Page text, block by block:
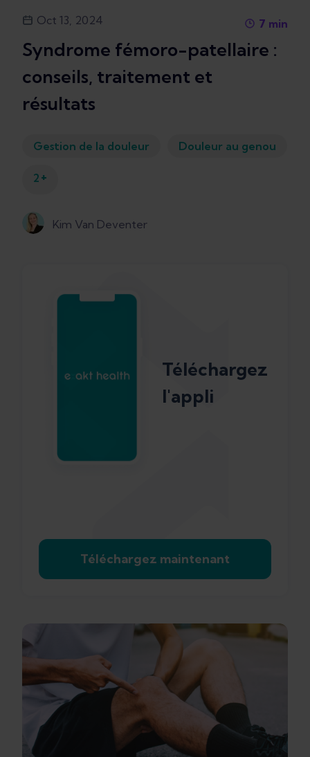
Oct 13, 2024 7 min
Syndrome fémoro-patellaire :
conseils, traitement et
résultats
Gestion de la douleur Douleur au genou
2 +
Kim Van Deventer
Téléchargez
l'appli
Téléchargez maintenant